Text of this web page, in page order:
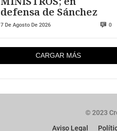
defensa de Sánchez
7 De Agosto De 2026 0
CARGAR MÁS
© 2023
Aviso Legal